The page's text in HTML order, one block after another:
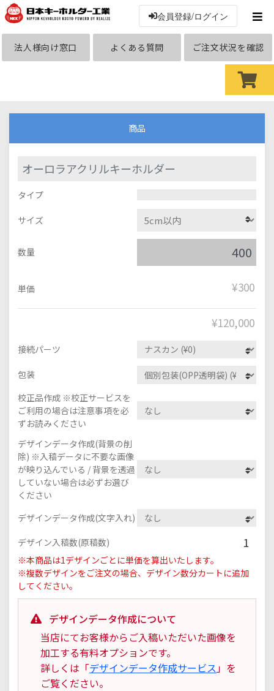
会員登録/ログイン
法人様向け窓口 よくある質問 ご注文状況を確認
商品
オーロラアクリルキーホルダー
タイプ
サイズ
数量
単価 ¥300
¥120,000
接続パーツ
包装
校正品作成 ※校正サービスを
ご利用の場合は注意事項を必
ずお読みください
デザインデータ作成(背景の削
除) ※入稿データに不要な画像
が映り込んでいる / 背景を透過
していない場合は必ずお選び
ください
デザインデータ作成(文字入れ)
デザイン入稿数(原稿数) 1
※本商品は1デザインごとに単価を算出いたします。
※複数デザインをご注文の場合、デザイン数分カートに追加
してください。
デザインデータ作成について
当店にてお客様からご入稿いただいた画像を
加工する有料オプションです。
詳しくは「デザインデータ作成サービス」を
ご覧ください。